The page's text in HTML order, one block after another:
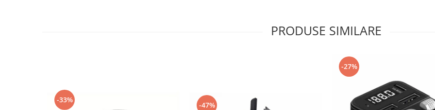
PRODUSE SIMILARE
-33%
-47%
-27%